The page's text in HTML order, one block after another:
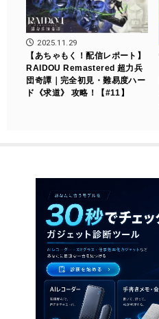
2025.11.29
【あちゃもく！配信レポート】
RAIDOU Remastered 超力兵
団奇譚｜完全初見・難易度ハー
ド《求道》 攻略！【#11】